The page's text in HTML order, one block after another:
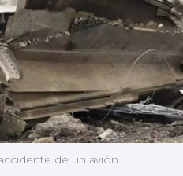
de un avión